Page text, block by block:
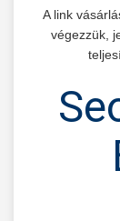
A link
végezzük,